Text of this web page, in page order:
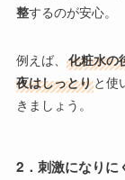
整するのが安心。
例えば、 化粧水の
夜はしっとりと使
きましょう。
2． 刺激になりに